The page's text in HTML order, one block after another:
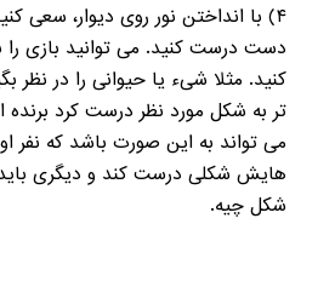
۴) با انداختن نور روی دیوار، سعی
دست درست کنید. می توانید بازی را
کنید. مثلا شیء یا حیوانی را در نظر
تر به شکل مورد نظر درست کرد برنده
می تواند به این صورت باشد که نفر
هایش شکلی درست کند و دیگری
شکل چیه.